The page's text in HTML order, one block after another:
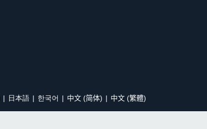
日本語 한국어 中文 (简体) 中文 (繁體)